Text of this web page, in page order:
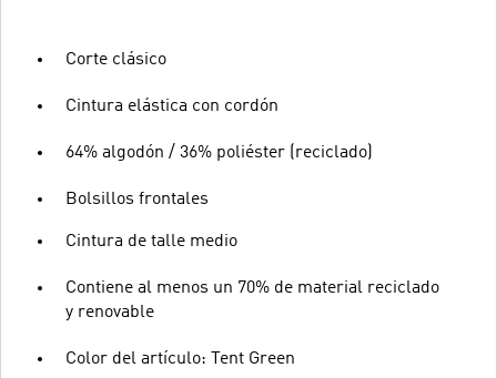
Corte clásico
Cintura elástica con cordón
64% algodón / 36% poliéster (reciclado)
Bolsillos frontales
Cintura de talle medio
Contiene al menos un 70% de material reciclado
y renovable
Color del artículo: Tent Green